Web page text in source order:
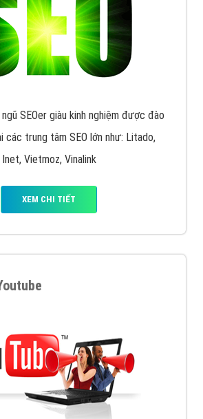
SEOer giàu kinh nghiệm được đào
các trung tâm SEO lớn như: Litado,
Inet, Vietmoz, Vinalink
XEM CHI TIẾT